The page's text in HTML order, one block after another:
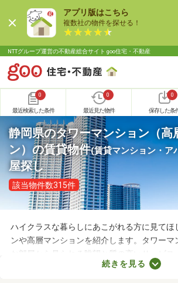
アプリ版はこちら
複数社の物件を探せる！
NTTグループ運営の不動産総合サイト goo住宅・不動産
0
最近検索した条件
0
最近見た物件
0
保存した条
静岡県のタワーマンション（高
ン）の賃貸物件(賃貸マンション・ア
屋探し
該当物件数315件
ハイクラスな暮らしにあこがれる方に見てほ
ンや高層マンションを紹介します。タワーマ
お部屋から見られる眺望と質の高いサービス
スペースやコンシェルジュサービスが付属し
続きを見る